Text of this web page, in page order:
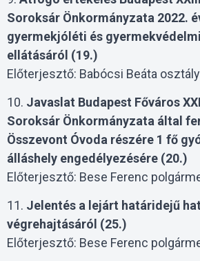
Soroksár Önkormányzata 2022.
gyermekjóléti és
ellátásáról (19.)
Előterjesztő: Babócsi Beáta
10. Javaslat Budapest Főváros
Soroksár Önkormányzata által
Összevont Óvoda részére 1 fő
álláshely engedélyezésére (20.)
Előterjesztő: Bese Ferenc
11. Jelentés a lejárt határidejű
végrehajtásáról (25.)
Előterjesztő: Bese Ferenc